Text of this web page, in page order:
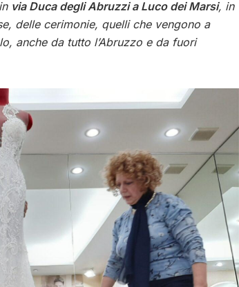
via Duca degli Abruzzi a Luco dei Marsi, in
delle cerimonie, quelli che vengono a
anche da tutto l’Abruzzo e da fuori